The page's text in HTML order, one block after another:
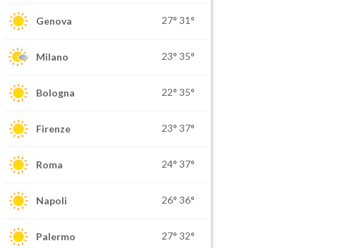
Genova 27° 31°
Milano 23° 35°
Bologna 22° 35°
Firenze 23° 37°
Roma 24° 37°
Napoli 26° 36°
Palermo 27° 32°